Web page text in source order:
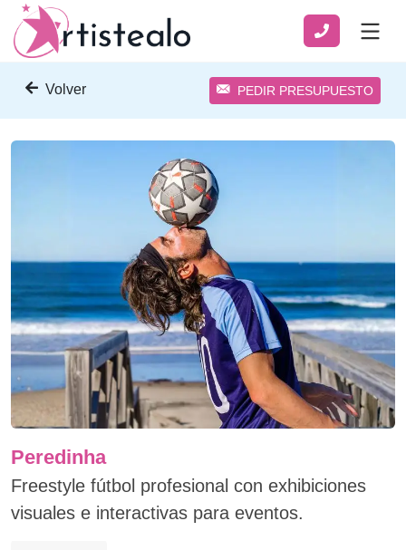
Volver PEDIR PRESUPUESTO
Peredinha
Freestyle fútbol profesional con exhibiciones
visuales e interactivas para eventos.